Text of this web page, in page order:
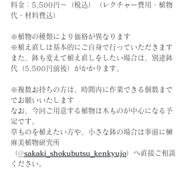
料金：5,500円〜（税込）（レクチャー費用・植物
代・材料費込）
※植物の種類により価格が異なります
※植え直しは基本的にご自身で行っていただきます
また、鉢も変えて植え直しをしたい場合は、別途鉢
代（5,500円前後）がかかります。
※複数お持ちの方は、時間内に作業できる個数まで
でお願いいたします
なお、今回ご用意する植物は木ものが中心になる予
定です。
草ものを植えたい方や、小さな鉢の場合は事前に榊
麻美植物研究所
（@sakaki_shokubutsu_kenkyujo）へ直接ご相談
ください。